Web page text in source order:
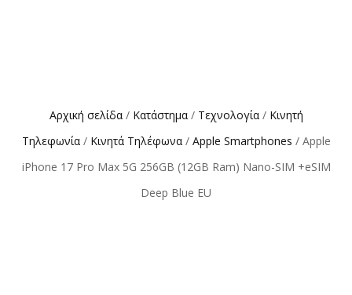
Αρχική σελίδα/ Κατάστημα/ Τεχνολογία/ Κινητή
Τηλεφωνία/ Κινητά Τηλέφωνα/ Apple Smartphones / Apple
iPhone 17 Pro Max 5G 256GB (12GB Ram) Nano-SIM +eSIM
Deep Blue EU